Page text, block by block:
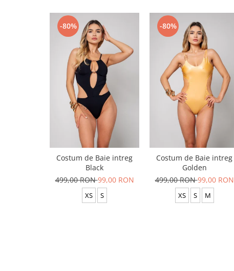
-80%
Costum de Baie intreg
Black
499,00 RON99,00 RON
XS S
-80%
Costum de Baie intreg
Golden
499,00 RON99,00 RON
XS S M